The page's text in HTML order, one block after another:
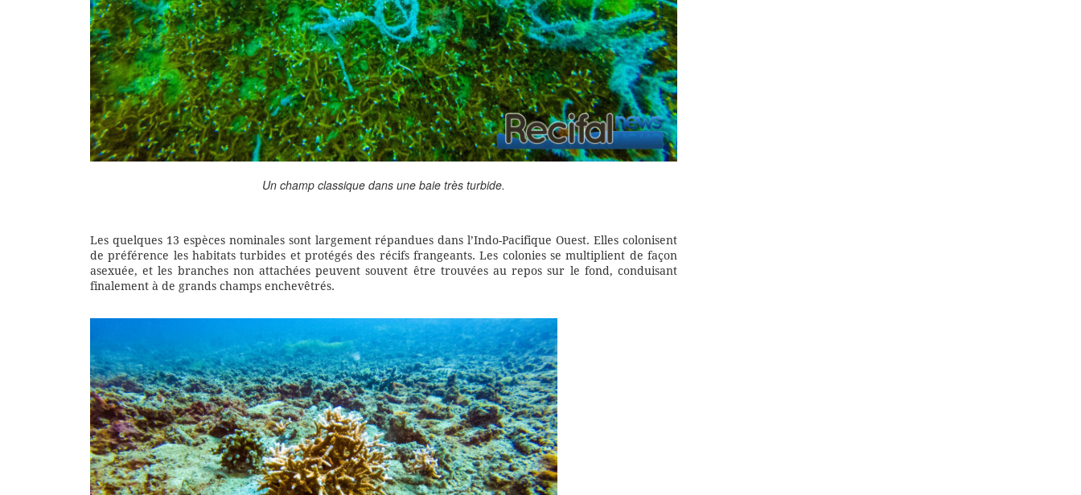
Un champ classique dans une baie très turbide.
Les quelques 13 espèces nominales sont largement répandues dans l’Indo-Pacifique Ouest. Elles colonisent
de préférence les habitats turbides et protégés des récifs frangeants. Les colonies se multiplient de façon
asexuée, et les branches non attachées peuvent souvent être trouvées au repos sur le fond, conduisant
finalement à de grands champs enchevêtrés.